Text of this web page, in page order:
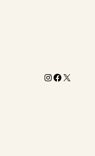
Instagram
X